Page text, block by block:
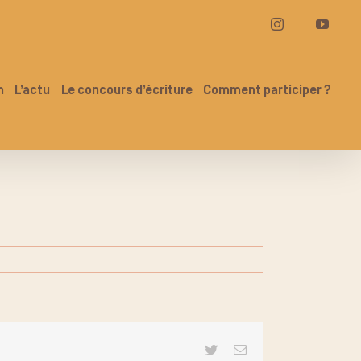
Instagram
L’actu Le concours d’écriture Comment participer ?
TwitterEmail